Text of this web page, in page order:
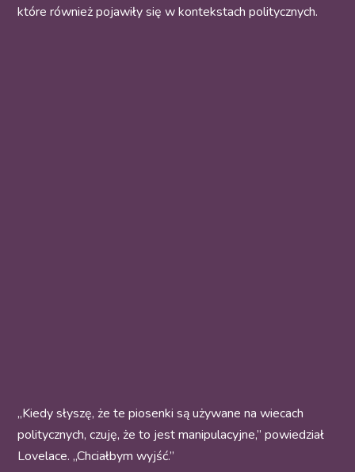
które również pojawiły się w kontekstach politycznych.
„Kiedy słyszę, że te piosenki są używane na wiecach
politycznych, czuję, że to jest manipulacyjne,” powiedział
Lovelace. „Chciałbym wyjść.”